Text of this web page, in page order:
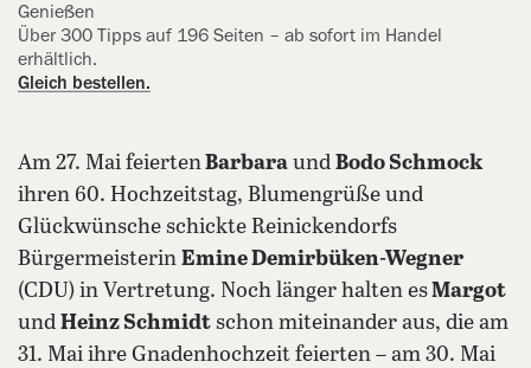
Genießen
Über 300 Tipps auf 196 Seiten – ab ‍sofort im Handel
erhältlich.
Gleich bestellen.
Am 27. Mai feiertenBarbara und Bodo Schmock
ihren 60. Hochzeitstag, Blumengrüße und
Glückwünsche schickte Reinickendorfs
Bürgermeisterin Emine Demirbüken-Wegner
(CDU) in Vertretung. Noch länger halten esMargot
und Heinz Schmidt schon miteinander aus, die am
31. Mai ihre Gnadenhochzeit feierten – am 30. Mai